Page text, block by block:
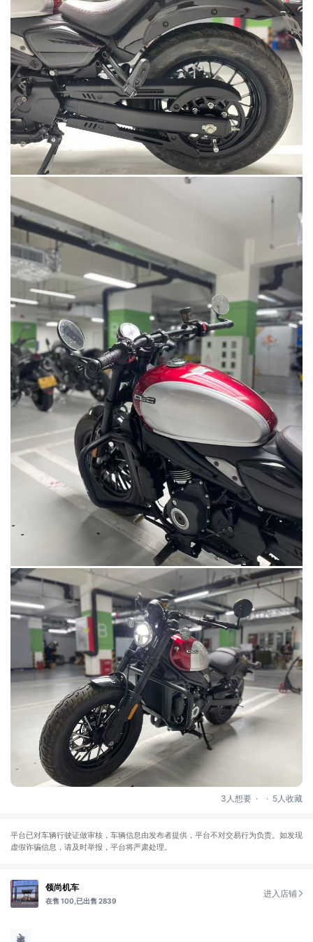
3人想要 . . 5人收藏
平台已对车辆行驶证做审核，车辆信息由发布者提供，平台不对交易行为负责。如发现
虚假诈骗信息，请及时举报，平台将严肃处理。
领尚机车
在售 100,已出售 2839
进入店铺